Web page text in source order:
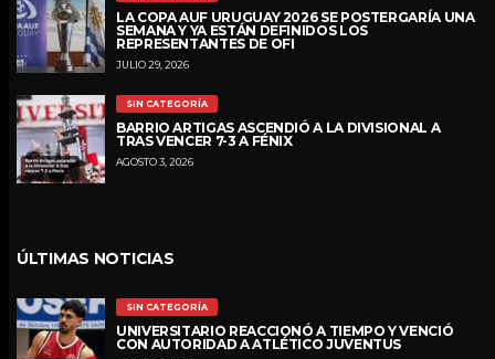
LA COPA AUF URUGUAY 2026 SE POSTERGARÍA UNA
SEMANA Y YA ESTÁN DEFINIDOS LOS
REPRESENTANTES DE OFI
JULIO 29, 2026
SIN CATEGORÍA
BARRIO ARTIGAS ASCENDIÓ A LA DIVISIONAL A
TRAS VENCER 7-3 A FÉNIX
AGOSTO 3, 2026
ÚLTIMAS NOTICIAS
SIN CATEGORÍA
UNIVERSITARIO REACCIONÓ A TIEMPO Y VENCIÓ
CON AUTORIDAD A ATLÉTICO JUVENTUS